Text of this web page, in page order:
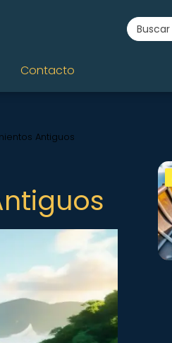
Contacto
Antiguos